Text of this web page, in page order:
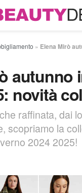
» Elena Mirò
autunno
novità
raffinata, dai
scopriamo la
2024 2025!